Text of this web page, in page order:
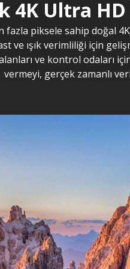
4K Ultra
fazla piksele sahip doğal
ve ışık verimliliği için
ve kontrol odaları
vermeyi, gerçek zamanlı